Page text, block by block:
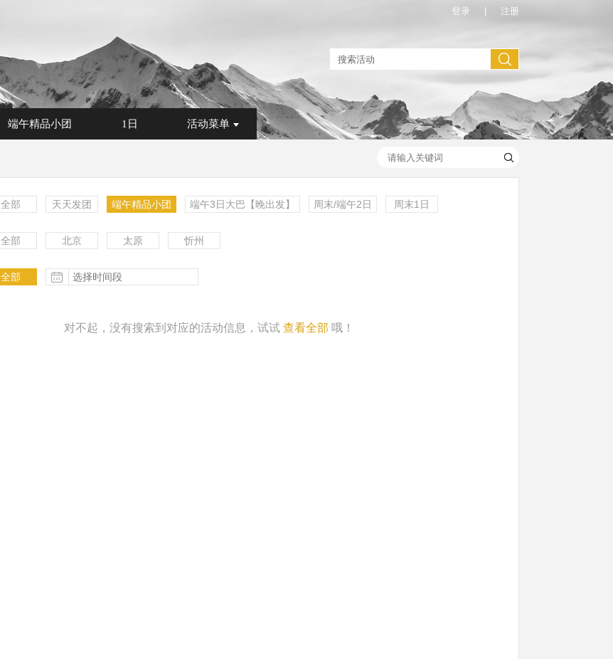
登录 注册
端午精品小团 1日 活动菜单
全部 天天发团 端午精品小团 端午3日大巴【晚出发】 周末/端午2日 周末1日
全部 北京 太原 忻州
全部
对不起，没有搜索到对应的活动信息，试试 查看全部 哦！